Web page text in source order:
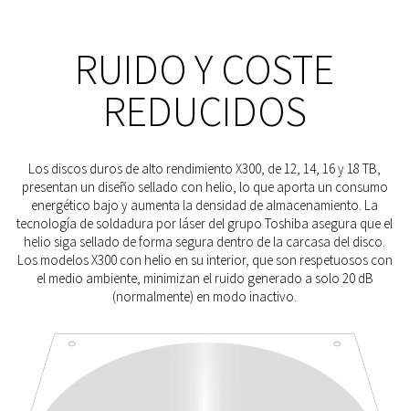
RUIDO Y COSTE
REDUCIDOS
Los discos duros de alto rendimiento X300, de 12, 14, 16 y 18 TB,
presentan un diseño sellado con helio, lo que aporta un consumo
energético bajo y aumenta la densidad de almacenamiento. La
tecnología de soldadura por láser del grupo Toshiba asegura que el
helio siga sellado de forma segura dentro de la carcasa del disco.
Los modelos X300 con helio en su interior, que son respetuosos con
el medio ambiente, minimizan el ruido generado a solo 20 dB
(normalmente) en modo inactivo.